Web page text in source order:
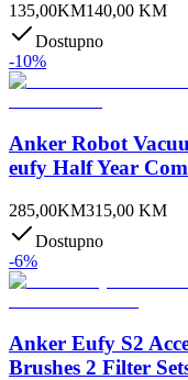
135,00KM140,00 KM
Dostupno
-10%
Anker Robot
eufy Half Year
285,00KM315,00 KM
Dostupno
-6%
Anker Eufy S2
Brushes 2 Filter